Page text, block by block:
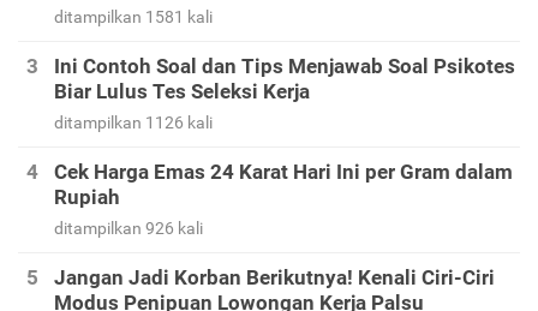
ditampilkan 1581 kali
Ini Contoh Soal dan Tips Menjawab Soal Psikotes
Biar Lulus Tes Seleksi Kerja
ditampilkan 1126 kali
Cek Harga Emas 24 Karat Hari Ini per Gram dalam
Rupiah
ditampilkan 926 kali
Jangan Jadi Korban Berikutnya! Kenali Ciri-Ciri
Modus Penipuan Lowongan Kerja Palsu